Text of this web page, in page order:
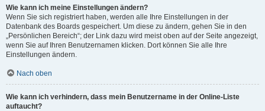
Wie kann ich meine Einstellungen ändern?
Wenn Sie sich registriert haben, werden alle Ihre Einstellungen in der
Datenbank des Boards gespeichert. Um diese zu ändern, gehen Sie in den
„Persönlichen Bereich“; der Link dazu wird meist oben auf der Seite angezeigt,
wenn Sie auf Ihren Benutzernamen klicken. Dort können Sie alle Ihre
Einstellungen ändern.
Nach oben
Wie kann ich verhindern, dass mein Benutzername in der Online-Liste
auftaucht?